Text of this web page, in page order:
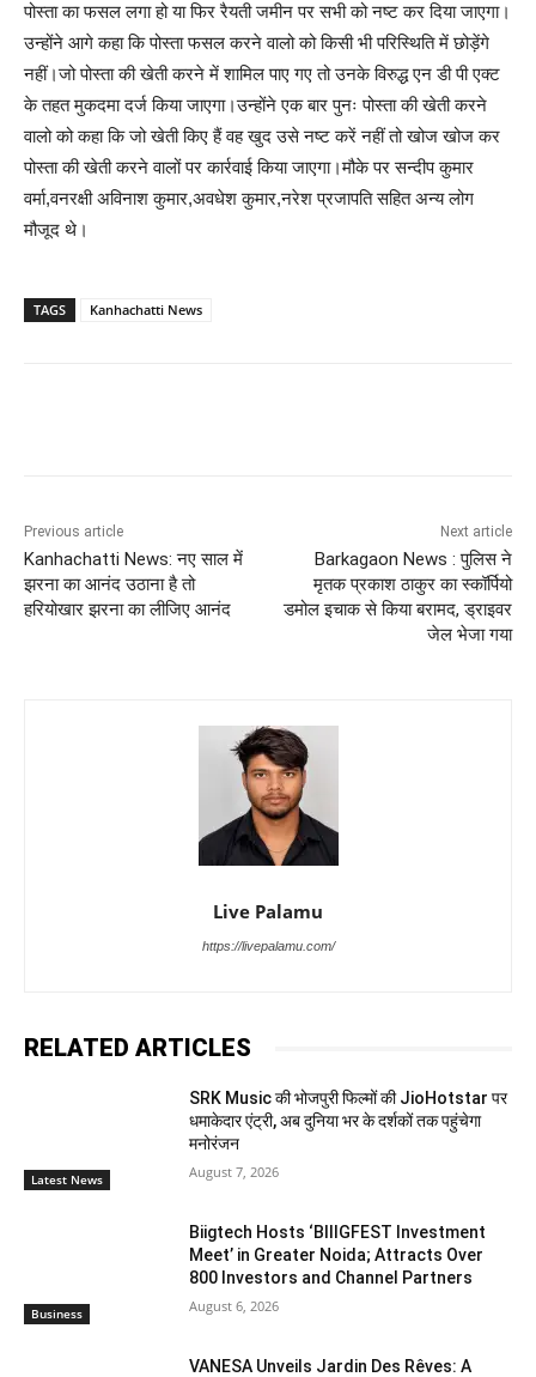
पोस्ता का फसल लगा हो या फिर रैयती जमीन पर सभी को नष्ट कर दिया जाएगा।
उन्होंने आगे कहा कि पोस्ता फसल करने वालो को किसी भी परिस्थिति में छोड़ेंगे
नहीं।जो पोस्ता की खेती करने में शामिल पाए गए तो उनके विरुद्ध एन डी पी एक्ट
के तहत मुकदमा दर्ज किया जाएगा।उन्होंने एक बार पुनः पोस्ता की खेती करने
वालो को कहा कि जो खेती किए हैं वह खुद उसे नष्ट करें नहीं तो खोज खोज कर
पोस्ता की खेती करने वालों पर कार्रवाई किया जाएगा।मौके पर सन्दीप कुमार
वर्मा,वनरक्षी अविनाश कुमार,अवधेश कुमार,नरेश प्रजापति सहित अन्य लोग
मौजूद थे।
TAGS Kanhachatti News
Previous article
Kanhachatti News: नए साल में
झरना का आनंद उठाना है तो
हरियोखार झरना का लीजिए आनंद
Next article
Barkagaon News : पुलिस ने
मृतक प्रकाश ठाकुर का स्कॉर्पियो
डमोल इचाक से किया बरामद, ड्राइवर
जेल भेजा गया
Live Palamu
https://livepalamu.com/
RELATED ARTICLES
Latest News
SRK Music की भोजपुरी फिल्मों की JioHotstar पर
धमाकेदार एंट्री, अब दुनिया भर के दर्शकों तक पहुंचेगा
मनोरंजन
August 7, 2026
Business
Biigtech Hosts ‘BIIIGFEST Investment
Meet’ in Greater Noida; Attracts Over
800 Investors and Channel Partners
August 6, 2026
VANESA Unveils Jardin Des Rêves: A